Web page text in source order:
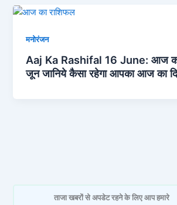
मनोरंजन
Aaj Ka Rashifal 16 June: आज
जून जानिये कैसा रहेगा आपका आज का
ताजा खबरों से अपडेट रहने के लिए आप हमारे